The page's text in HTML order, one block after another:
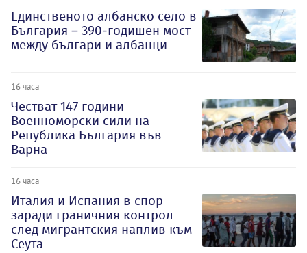
Единственото албанско село в
България – 390-годишен мост
между българи и албанци
16 часа
Честват 147 години
Военноморски сили на
Република България във
Варна
16 часа
Италия и Испания в спор
заради граничния контрол
след мигрантския наплив към
Сеута